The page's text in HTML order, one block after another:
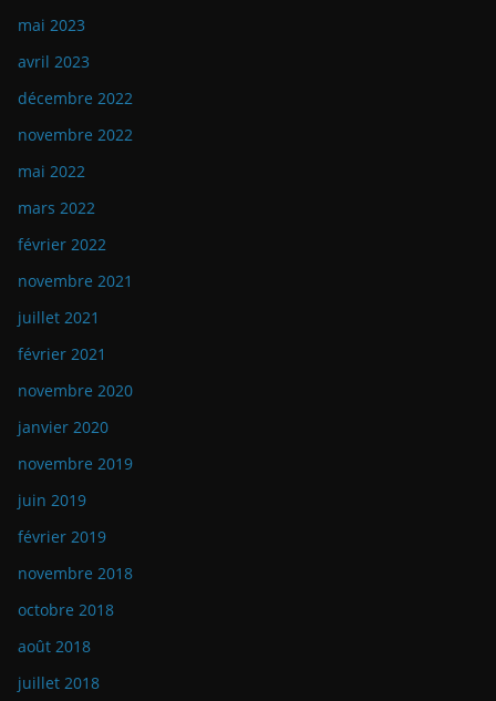
mai 2023
avril 2023
décembre 2022
novembre 2022
mai 2022
mars 2022
février 2022
novembre 2021
juillet 2021
février 2021
novembre 2020
janvier 2020
novembre 2019
juin 2019
février 2019
novembre 2018
octobre 2018
août 2018
juillet 2018